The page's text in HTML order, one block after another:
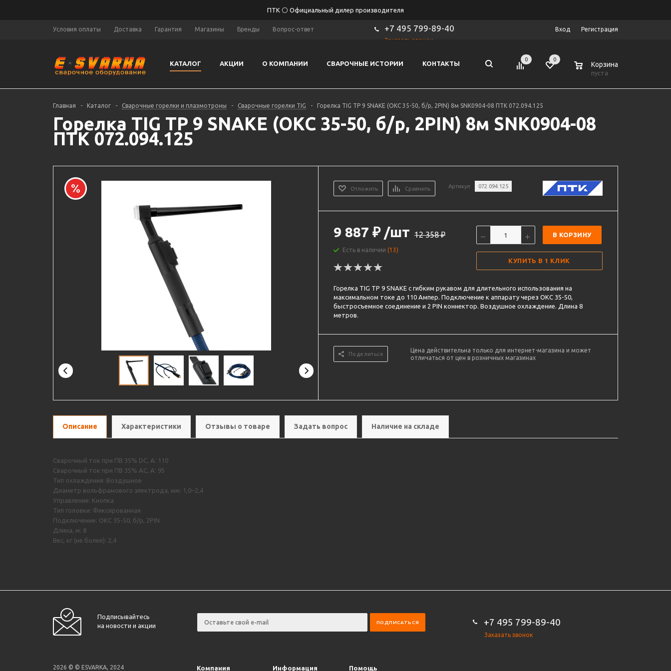
ПТК ⚪ Официальный дилер производителя
Условия оплаты Доставка Гарантия Магазины Бренды Вопрос-ответ +7 495 799-89-40
Заказать звонок
Вход Регистрация
КАТАЛОГ АКЦИИ О КОМПАНИИ СВАРОЧНЫЕ ИСТОРИИ КОНТАКТЫ
0 0
Корзина
пуста
Главная - Каталог - Сварочные горелки и плазмотроны - Сварочные горелки TIG - Горелка TIG TP 9 SNAKE (ОКС 35-50, б/р, 2PIN) 8м SNK0904-08 ПТК 072.094.125
Горелка TIG TP 9 SNAKE (ОКС 35-50, б/р, 2PIN) 8м SNK0904-08
ПТК 072.094.125
Отложить Сравнить Артикул 072.094.125
9 887 ₽ /шт 12 358₽
Есть в наличии(13)
В КОРЗИНУ
КУПИТЬ В 1 КЛИК
Горелка TIG TP 9 SNAKE с гибким рукавом для длительного использования на
максимальном токе до 110 Ампер. Подключение к аппарату через ОКС 35-50,
быстросъемное соединение и 2 PIN коннектор. Воздушное охлаждение. Длина 8
метров.
Поделиться
Цена действительна только для интернет-магазина и может
отличаться от цен в розничных магазинах
Описание Характеристики Отзывы о товаре Задать вопрос Наличие на складе
Сварочный ток при ПВ 35% DC, А: 110
Сварочный ток при ПВ 35% AC, А: 95
Тип охлаждения: Воздушное
Диаметр вольфрамового электрода, мм: 1,0–2,4
Управление: Кнопка
Тип головки: Фиксированная
Подключение: ОКС 35-50, б/р, 2PIN
Длина, м: 8
Вес, кг (не более): 2,4
Подписывайтесь
на новости и акции
+7 495 799-89-40
Заказать звонок
2026 © © ESVARKA, 2024 Компания Информация Помощь